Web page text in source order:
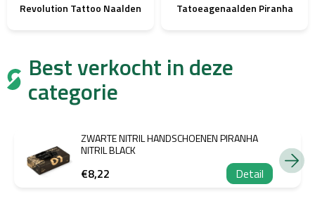
Revolution Tattoo Naalden Tatoeagenaalden Piranha
Best verkocht in deze
categorie
ZWARTE NITRIL HANDSCHOENEN PIRANHA
NITRIL BLACK
€8,22 Detail